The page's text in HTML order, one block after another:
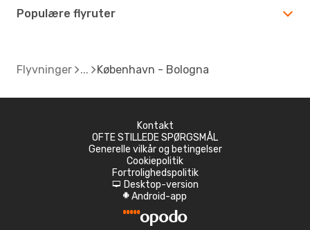
Populære flyruter
Flyvninger København - Bologna
Kontakt
OFTE STILLEDE SPØRGSMÅL
Generelle vilkår og betingelser
Cookiepolitik
Fortrolighedspolitik
d Desktop-version
A Android-app